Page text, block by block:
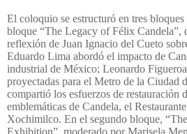
El coloquio se estructuró en tres
bloque “The Legacy of Félix Candela”,
reflexión de Juan Ignacio del Cueto
Eduardo Lima abordó el impacto de
industrial de México; Leonardo
proyectadas para el Metro de la Ciudad
compartió los esfuerzos de restauración
emblemáticas de Candela, el
Xochimilco. En el segundo bloque,
Exhibition”, moderado por Marisela